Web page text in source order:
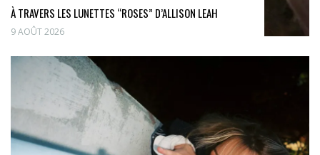
À TRAVERS LES LUNETTES “ROSES” D’ALLISON LEAH
9 AOÛT 2026